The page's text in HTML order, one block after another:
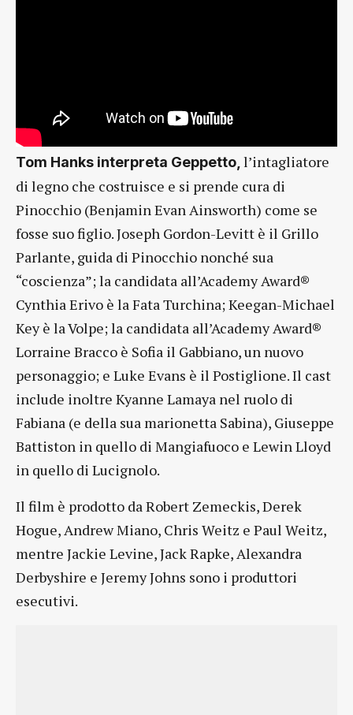
Tom Hanks interpreta Geppetto, l’intagliatore
di legno che costruisce e si prende cura di
Pinocchio (Benjamin Evan Ainsworth) come se
fosse suo figlio. Joseph Gordon-Levitt è il Grillo
Parlante, guida di Pinocchio nonché sua
“coscienza”; la candidata all’Academy Award®
Cynthia Erivo è la Fata Turchina; Keegan-Michael
Key è la Volpe; la candidata all’Academy Award®
Lorraine Bracco è Sofia il Gabbiano, un nuovo
personaggio; e Luke Evans è il Postiglione. Il cast
include inoltre Kyanne Lamaya nel ruolo di
Fabiana (e della sua marionetta Sabina), Giuseppe
Battiston in quello di Mangiafuoco e Lewin Lloyd
in quello di Lucignolo.
Il film è prodotto da Robert Zemeckis, Derek
Hogue, Andrew Miano, Chris Weitz e Paul Weitz,
mentre Jackie Levine, Jack Rapke, Alexandra
Derbyshire e Jeremy Johns sono i produttori
esecutivi.